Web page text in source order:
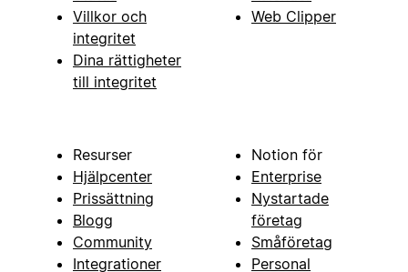
Villkor och
integritet
Dina rättigheter
till integritet
Web Clipper
Resurser
Hjälpcenter
Prissättning
Blogg
Community
Integrationer
Notion för
Enterprise
Nystartade
företag
Småföretag
Personal